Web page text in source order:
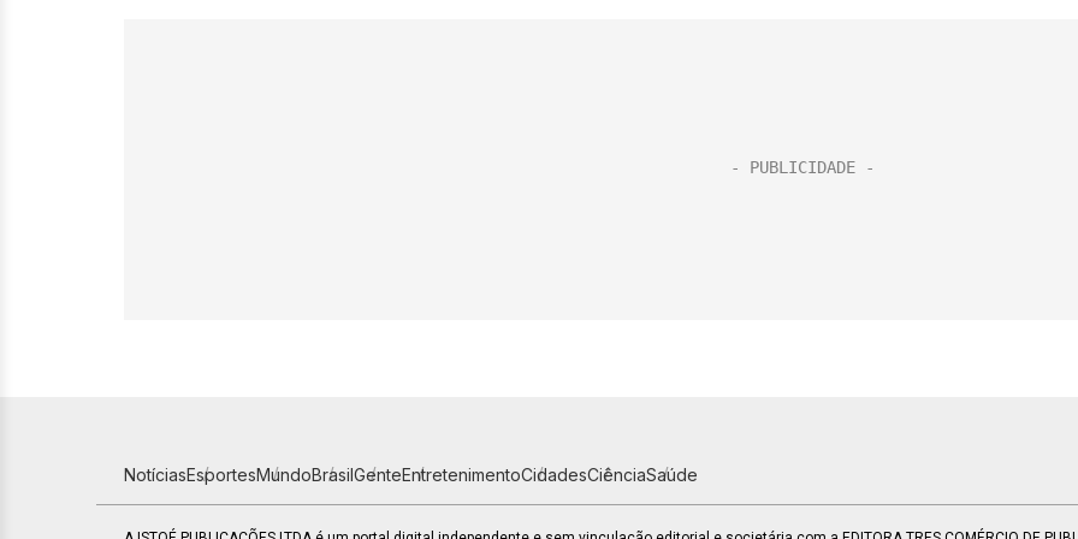
NotíciasEsportesMundoBrasilGenteEntretenimentoCidadesCiênciaSaúde